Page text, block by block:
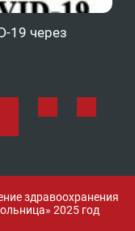
19 через
здравоохранения
2025 год